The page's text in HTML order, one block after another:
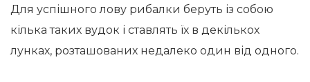
Для успішного лову рибалки беруть із собою
кілька таких вудок і ставлять їх в декількох
лунках, розташованих недалеко один від одного.